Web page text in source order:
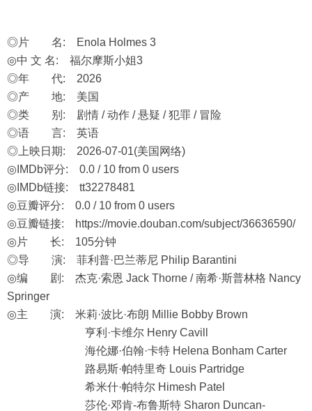
◎片 名: Enola Holmes 3
◎中 文 名: 福尔摩斯小姐3
◎年 代: 2026
◎产 地: 美国
◎类 别: 剧情 / 动作 / 悬疑 / 犯罪 / 冒险
◎语 言: 英语
◎上映日期: 2026-07-01(美国网络)
◎IMDb评分: 0.0 / 10 from 0 users
◎IMDb链接: tt32278481
◎豆瓣评分: 0.0 / 10 from 0 users
◎豆瓣链接:
https://movie.douban.com/subject/36636590/
◎片 长: 105分钟
◎导 演: 菲利普·巴兰蒂尼 Philip Barantini
◎编 剧: 杰克·索恩 Jack Thorne / 南希·斯普林格 Nancy
Springer
◎主 演: 米莉·波比·布朗 Millie Bobby Brown
亨利·卡维尔 Henry Cavill
海伦娜·伯翰·卡特 Helena Bonham Carter
路易斯·帕特里奇 Louis Partridge
希米什·帕特尔 Himesh Patel
莎伦·邓肯-布鲁斯特 Sharon Duncan-